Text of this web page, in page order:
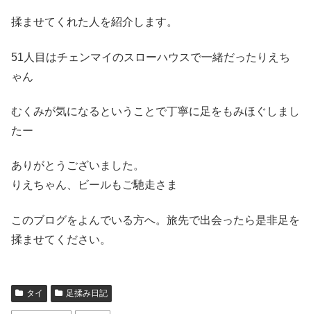
揉ませてくれた人を紹介します。
51人目はチェンマイのスローハウスで一緒だったりえち
ゃん
むくみが気になるということで丁寧に足をもみほぐしまし
たー
ありがとうございました。
りえちゃん、ビールもご馳走さま
このブログをよんでいる方へ。旅先で出会ったら是非足を
揉ませてください。
タイ 足揉み日記